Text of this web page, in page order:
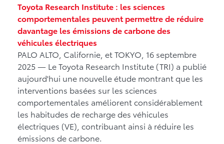
Toyota Research Institute : les sciences
comportementales peuvent permettre de réduire
davantage les émissions de carbone des
véhicules électriques
PALO ALTO, Californie, et TOKYO, 16 septembre
2025 — Le Toyota Research Institute (TRI) a publié
aujourd'hui une nouvelle étude montrant que les
interventions basées sur les sciences
comportementales améliorent considérablement
les habitudes de recharge des véhicules
électriques (VE), contribuant ainsi à réduire les
émissions de carbone.